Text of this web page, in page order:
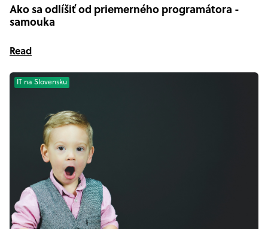
Ako sa odlíšiť od priemerného programátora -
samouka
Read
IT na Slovensku